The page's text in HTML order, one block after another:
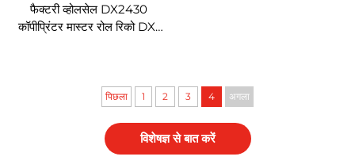
फैक्टरी व्होलसेल DX2430
कॉपीप्रिंटर मास्टर रोल रिको DX-
पिछला 1 2 3 4 अगला
विशेषज्ञ से बात करें